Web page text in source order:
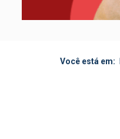
Você está em: